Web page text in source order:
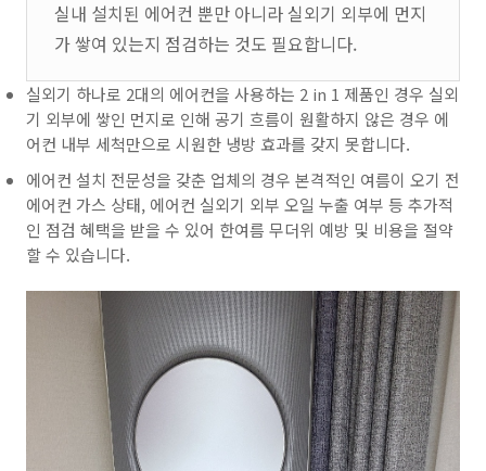
실내 설치된 에어컨 뿐만 아니라 실외기 외부에 먼지
가 쌓여 있는지 점검하는 것도 필요합니다.
실외기 하나로 2대의 에어컨을 사용하는 2 in 1 제품인 경우 실외
기 외부에 쌓인 먼지로 인해 공기 흐름이 원활하지 않은 경우 에
어컨 내부 세척만으로 시원한 냉방 효과를 갖지 못합니다.
에어컨 설치 전문성을 갖춘 업체의 경우 본격적인 여름이 오기 전
에어컨 가스 상태, 에어컨 실외기 외부 오일 누출 여부 등 추가적
인 점검 혜택을 받을 수 있어 한여름 무더위 예방 및 비용을 절약
할 수 있습니다.